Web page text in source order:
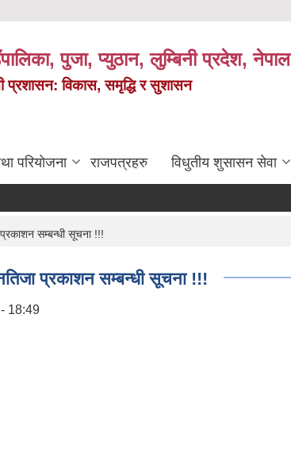
पुजा, प्युठान, लुम्बिनी प्रदेश, नेपाल
प्रशासन: विकास, समृद्धि र सुशासन
परियोजना राजपत्रहरु विधुतीय शुसासन सेवा
प्रकाशन सम्बन्धी सूचना !!!
नतिजा प्रकाशन सम्बन्धी सूचना !!!
18:49